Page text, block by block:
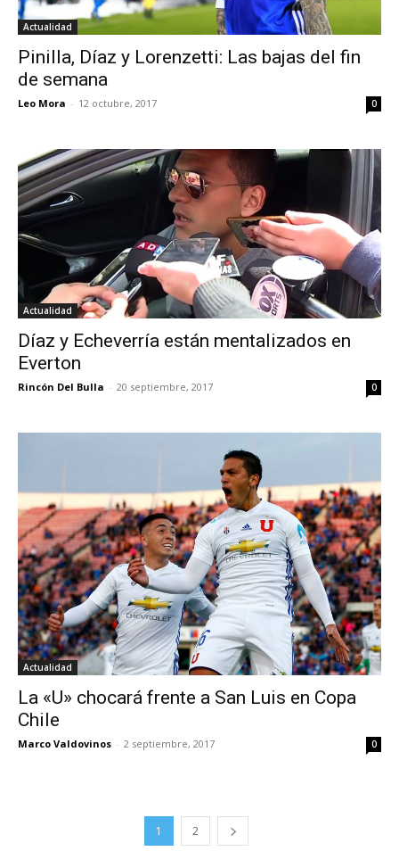
Actualidad
Pinilla, Díaz y Lorenzetti: Las bajas del fin
de semana
Leo Mora - 12 octubre, 2017 0
Actualidad
Díaz y Echeverría están mentalizados en
Everton
Rincón Del Bulla - 20 septiembre, 2017 0
Actualidad
La «U» chocará frente a San Luis en Copa
Chile
Marco Valdovinos - 2 septiembre, 2017 0
1 2